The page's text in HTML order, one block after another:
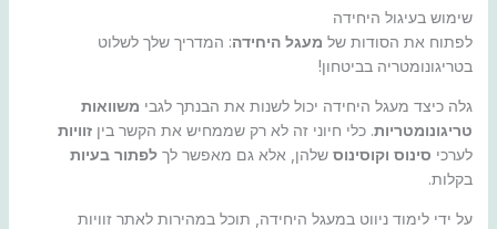
שימוש בעיגול היחידה
לפתוח את הסודות של מעגל היחידה: המדריך שלך לשלוט
בטריגונומטריה בביטחון!
גלה כיצד מעגל היחידה יכול לשנות את הבנתך לגבי משוואות
טריגונומטריות. כלי חיוני זה לא רק שממחיש את הקשר בין זוויות
לערכי סינוס וקוסינוסשלהן, אלא גם מאפשר לך לפתור בעיות
בקלות.
על ידי לימוד ניווט במעגל היחידה, תוכל במהירות לאתר זוויות